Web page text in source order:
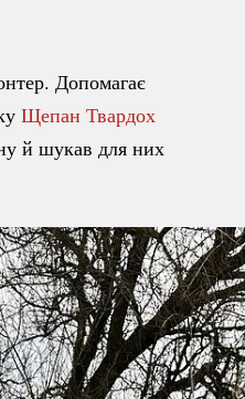
Допомагає
Щепан Твардох
й шукав для них